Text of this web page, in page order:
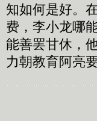
知如何是好。
费，李小龙哪
能善罢甘休，
力朝教育阿亮